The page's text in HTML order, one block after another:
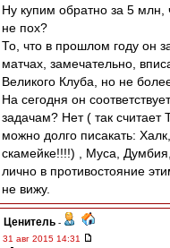
Ну купим обратно за 5 млн,
не пох?
То, что в прошлом году он
матчах, замечательно,
Великого Клуба, но не
На сегодня он
задачам? Нет ( так
можно долго писакать:
скамейке!!!!) , Муса,
лично в противостояние
не вижу.
Ценитель -
31 авг 2015 14:31